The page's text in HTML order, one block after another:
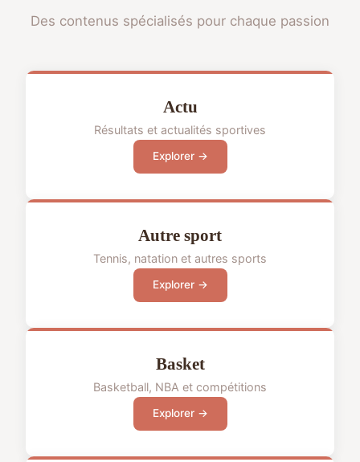
Des contenus spécialisés pour chaque passion
Actu
Résultats et actualités sportives
Explorer →
Autre sport
Tennis, natation et autres sports
Explorer →
Basket
Basketball, NBA et compétitions
Explorer →